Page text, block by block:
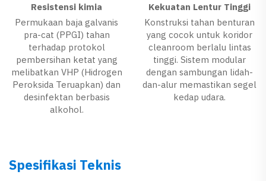
Resistensi kimia
Permukaan baja galvanis
pra-cat (PPGI) tahan
terhadap protokol
pembersihan ketat yang
melibatkan VHP (Hidrogen
Peroksida Teruapkan) dan
desinfektan berbasis
alkohol.
Kekuatan Lentur Tinggi
Konstruksi tahan benturan
yang cocok untuk koridor
cleanroom berlalu lintas
tinggi. Sistem modular
dengan sambungan lidah-
dan-alur memastikan segel
kedap udara.
Spesifikasi Teknis